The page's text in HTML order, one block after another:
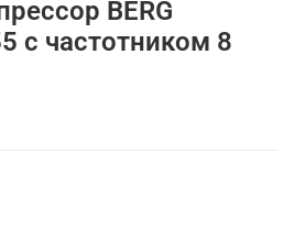
BERG
с частотником 8